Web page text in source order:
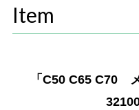
Item
「C50 C65 C70